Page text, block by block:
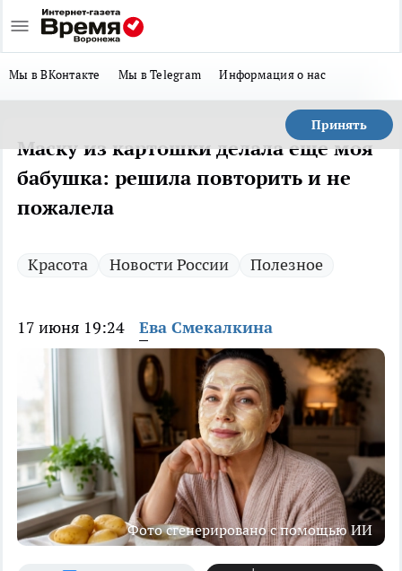
Мы в ВКонтакте Мы в Telegram Информация о нас
Принять
Маску из картошки делала еще моя
бабушка: решила повторить и не
пожалела
Красота Новости России Полезное
17 июня 19:24 Ева Смекалкина
Фото сгенерировано с помощью ИИ